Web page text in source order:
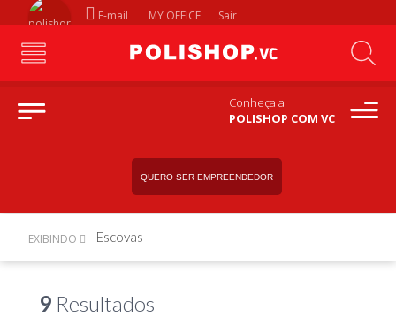
E-mail MY OFFICE Sair
Conheça a
POLISHOP COM VC
QUERO SER EMPREENDEDOR
EXIBINDO Escovas
9 Resultados